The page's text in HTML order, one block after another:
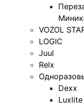
VOZOL
LOGIC
Juul
Relx
Dexx
Luxlite